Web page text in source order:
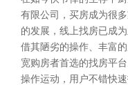
有限公司，买房成为很
的发展，线上找房已成
借其陋劣的操作、丰富
宽购房者首选的找房平
操作运动，用户不错快